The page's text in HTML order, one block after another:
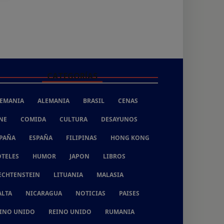
CATEGORÍAS
ALEMANIA BRASIL CENAS
COMIDA CULTURA DESAYUNOS
ESPAÑA FILIPINAS HONG KONG
HUMOR JAPON LIBROS
LITUANIA MALASIA
NICARAGUA NOTICIAS PAISES
UNIDO REINO UNIDO RUMANIA